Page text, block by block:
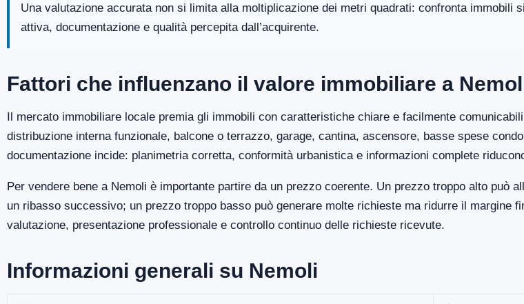
Una valutazione accurata non si limita alla moltiplicazione dei metri quadrati: confronta immobili
attiva, documentazione e qualità percepita dall’acquirente.
Fattori che influenzano il valore immobiliare a
Il mercato immobiliare locale premia gli immobili con caratteristiche chiare e facilmente
distribuzione interna funzionale, balcone o terrazzo, garage, cantina, ascensore, basse spese
documentazione incide: planimetria corretta, conformità urbanistica e informazioni complete
Per vendere bene a Nemoli è importante partire da un prezzo coerente. Un prezzo troppo alto può
un ribasso successivo; un prezzo troppo basso può generare molte richieste ma ridurre il margine
valutazione, presentazione professionale e controllo continuo delle richieste ricevute.
Informazioni generali su Nemoli